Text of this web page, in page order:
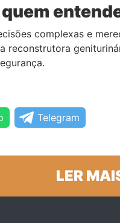
complexas e
reconstrutora
Telegram
LER